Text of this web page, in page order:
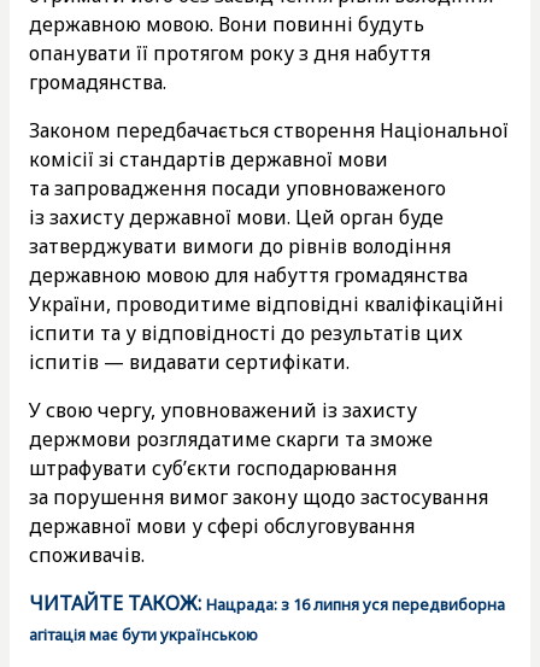
державною мовою. Вони повинні будуть
опанувати її протягом року з дня набуття
громадянства.
Законом передбачається створення Національної
комісії зі стандартів державної мови
та запровадження посади уповноваженого
із захисту державної мови. Цей орган буде
затверджувати вимоги до рівнів володіння
державною мовою для набуття громадянства
України, проводитиме відповідні кваліфікаційні
іспити та у відповідності до результатів цих
іспитів — видавати сертифікати.
У свою чергу, уповноважений із захисту
держмови розглядатиме скарги та зможе
штрафувати суб’єкти господарювання
за порушення вимог закону щодо застосування
державної мови у сфері обслуговування
споживачів.
ЧИТАЙТЕ ТАКОЖ: Нацрада: з 16 липня уся передвиборна
агітація має бути українською